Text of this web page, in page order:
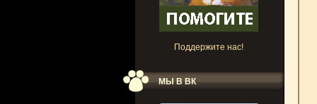
Поддержите нас!
МЫ В ВК